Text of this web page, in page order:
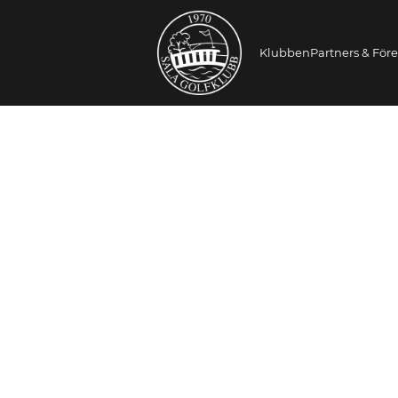
KlubbenPartners &